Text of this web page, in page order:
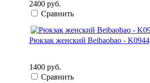
2400 руб.
Сравнить
Рюкзак женский Beibaobao - K0944
1400 руб.
Сравнить